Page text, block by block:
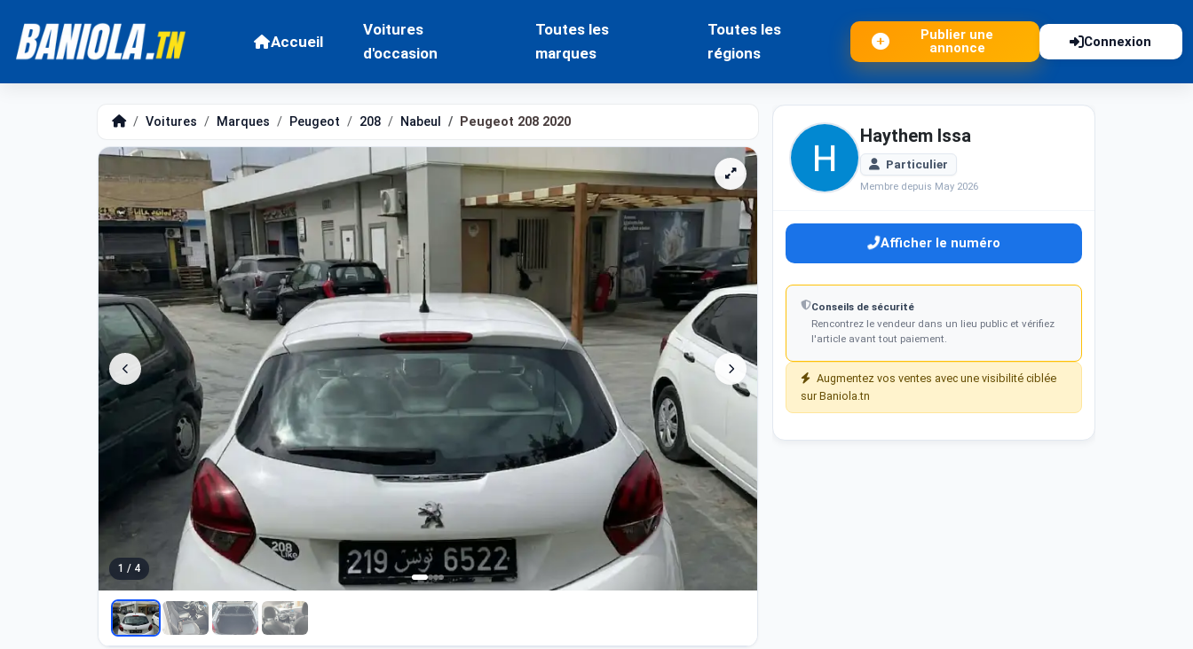
Accueil
Voitures
d'occasion
Toutes les
marques
Toutes les
régions
Publier une
annonce
Connexion
Voitures Marques Peugeot 208 Nabeul Peugeot 208 2020
1 / 4
Haythem Issa
Particulier
Membre depuis May 2026
Afficher le numéro
Conseils de sécurité
Rencontrez le vendeur dans un lieu public et vérifiez
l'article avant tout paiement.
Augmentez vos ventes avec une visibilité ciblée
sur Baniola.tn